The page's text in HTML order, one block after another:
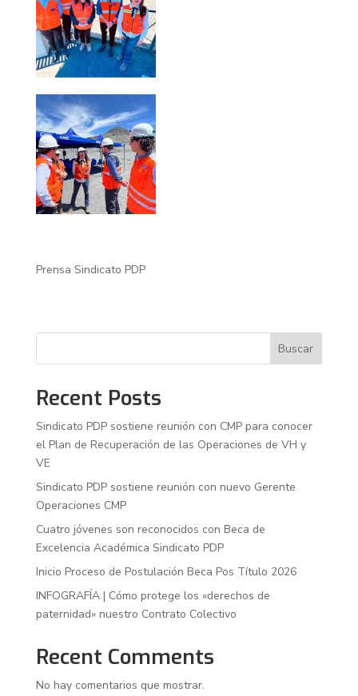
Prensa Sindicato PDP
Buscar
Recent Posts
Sindicato PDP sostiene reunión con CMP para conocer
el Plan de Recuperación de las Operaciones de VH y
VE
Sindicato PDP sostiene reunión con nuevo Gerente
Operaciones CMP
Cuatro jóvenes son reconocidos con Beca de
Excelencia Académica Sindicato PDP
Inicio Proceso de Postulación Beca Pos Título 2026
INFOGRAFÍA | Cómo protege los «derechos de
paternidad» nuestro Contrato Colectivo
Recent Comments
No hay comentarios que mostrar.